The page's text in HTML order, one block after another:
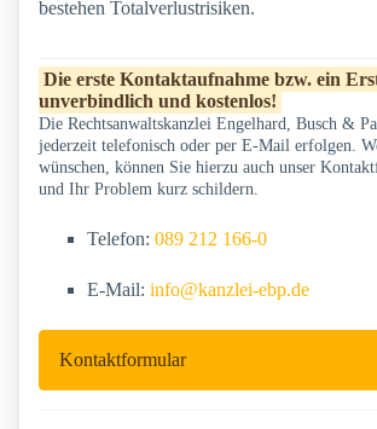
bestehen Totalverlustrisiken.
Die erste Kontaktaufnahme bzw. ein
unverbindlich und kostenlos!
Die Rechtsanwaltskanzlei Engelhard, Busch &
jederzeit telefonisch oder per E-Mail erfolgen.
wünschen, können Sie hierzu auch unser
und Ihr Problem kurz schildern.
Telefon: 089 212 166-0
E-Mail: info@kanzlei-ebp.de
Kontaktformular